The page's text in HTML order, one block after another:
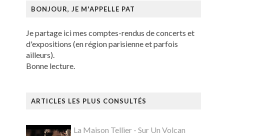
BONJOUR, JE M'APPELLE PAT
Je partage ici mes comptes-rendus de concerts et
d'expositions (en région parisienne et parfois
ailleurs).
Bonne lecture.
ARTICLES LES PLUS CONSULTÉS
La Maison Tellier - Sur Un Volcan